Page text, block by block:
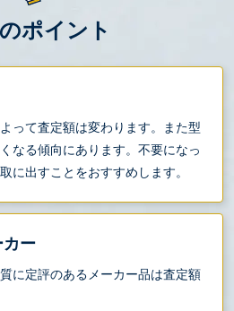
ポイント
って査定額は変わります。また型
なる傾向にあります。不要になっ
に出すことをおすすめします。
カー
に定評のあるメーカー品は査定額